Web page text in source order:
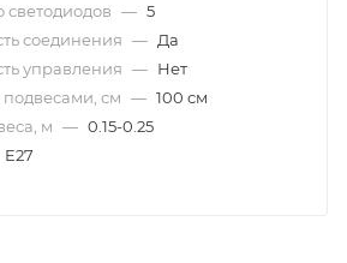
светодиодов — 5
соединения — Да
управления — Нет
см — 100 см
м — 0.15-0.25
E27